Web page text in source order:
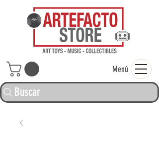
Buscar
Menú